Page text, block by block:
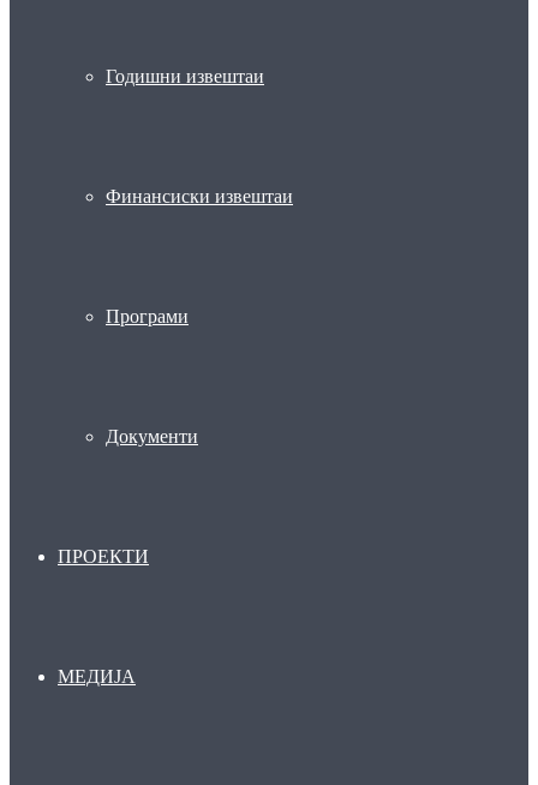
Годишни извештаи
Финансиски извештаи
Програми
Документи
ПРОЕКТИ
МЕДИЈА